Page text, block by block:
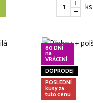
ks
60 DNÍ
na
VRÁCENÍ
DOPRODEJ
POSLEDNÍ
kusy za
tuto cenu